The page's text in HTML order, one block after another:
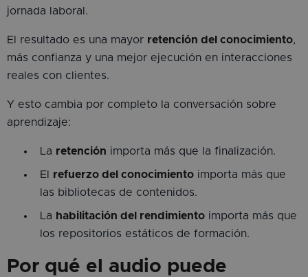
jornada laboral.
El resultado es una mayor retención del conocimiento,
más confianza y una mejor ejecución en interacciones
reales con clientes.
Y esto cambia por completo la conversación sobre
aprendizaje:
La retención importa más que la finalización.
El refuerzo del conocimiento importa más que
las bibliotecas de contenidos.
La habilitación del rendimiento importa más que
los repositorios estáticos de formación.
Por qué el audio puede